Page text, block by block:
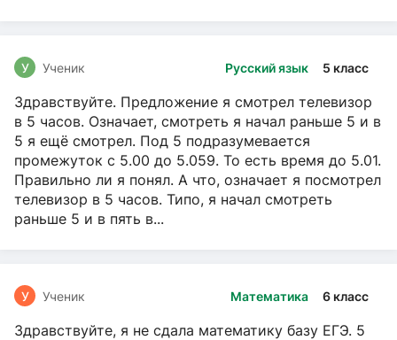
Русский язык 5 класс
У Ученик
Здравствуйте. Предложение я смотрел телевизор
в 5 часов. Означает, смотреть я начал раньше 5 и в
5 я ещё смотрел. Под 5 подразумевается
промежуток с 5.00 до 5.059. То есть время до 5.01.
Правильно ли я понял. А что, означает я посмотрел
телевизор в 5 часов. Типо, я начал смотреть
раньше 5 и в пять в...
Математика 6 класс
У Ученик
Здравствуйте, я не сдала математику базу ЕГЭ. 5